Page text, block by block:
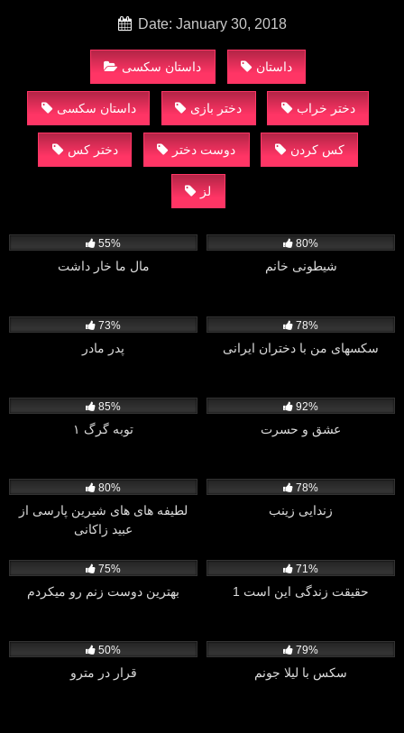
Date: January 30, 2018
داستان سکسی داستان
داستان سکسی دختر بازی دختر خراب
دختر کس دوست دختر کس کردن
لز
55%
مال ما خار داشت
80%
شیطونی خانم
73%
پدر مادر
78%
سکسهای من با دختران ایرانی
85%
توبه گرگ ۱
92%
عشق و حسرت
80%
لطیفه های های شیرین پارسی از
عبید زاکانی
78%
زندایی زینب
75%
بهترین دوست زنم رو میکردم
71%
حقیقت زندگی این است 1
50%
قرار در مترو
79%
سکس با لیلا جونم